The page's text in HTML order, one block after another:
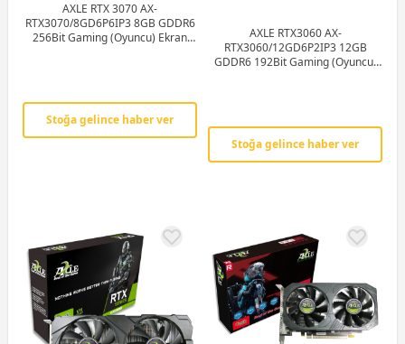
AXLE RTX 3070 AX-
RTX3070/8GD6P6IP3 8GB GDDR6
256Bit Gaming (Oyuncu) Ekran
Stoğa gelince haber ver
AXLE RTX3060 AX-
RTX3060/12GD6P2IP3 12GB
GDDR6 192Bit Gaming (Oyuncu)
Stoğa gelince haber ver